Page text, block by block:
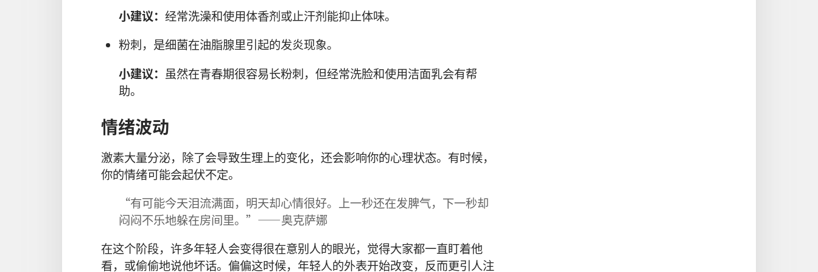
小建议： 经常洗澡和使用体香剂或止汗剂能抑止体味。
粉刺，是细菌在油脂腺里引起的发炎现象。
小建议： 虽然在青春期很容易长粉刺，但经常洗脸和使用洁面乳会有帮
助。
情绪波动
激素大量分泌，除了会导致生理上的变化，还会影响你的心理状态。有时候，
你的情绪可能会起伏不定。
“有可能今天泪流满面，明天却心情很好。上一秒还在发脾气，下一秒却
闷闷不乐地躲在房间里。”——奥克萨娜
在这个阶段，许多年轻人会变得很在意别人的眼光，觉得大家都一直盯着他
看，或偷偷地说他坏话。偏偏这时候，年轻人的外表开始改变，反而更引人注